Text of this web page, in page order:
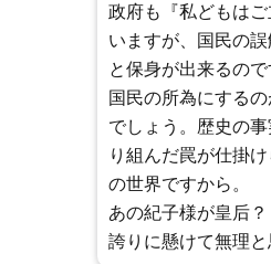
政府も『私どもは
いますが、国民の
と保身が出来るので
国民の所為にする
でしょう。歴史の
り組んだ罠が仕掛
の世界ですから。
あの紀子様が皇后
誇りに懸けて無理と